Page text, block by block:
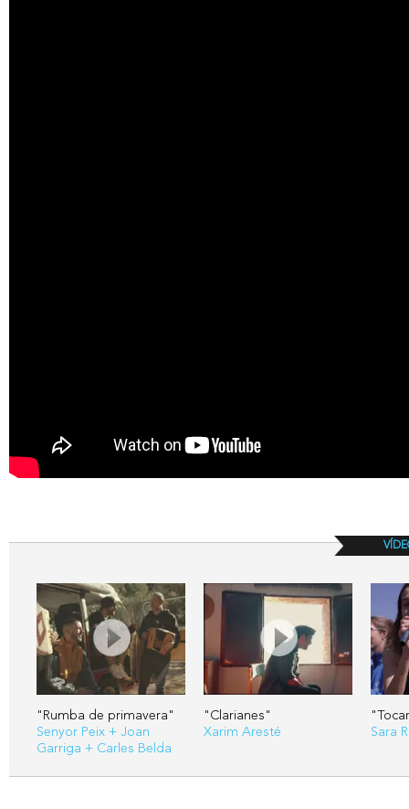
"Rumba de primavera"
Senyor Peix + Joan
Garriga + Carles Belda
"Clarianes"
Xarim Aresté
Sara